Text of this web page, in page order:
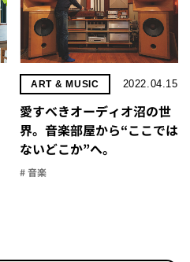
ART & MUSIC 2022.04.15
愛すべきオーディオ沼の世
界。音楽部屋から“ここでは
ないどこか”へ。
# 音楽